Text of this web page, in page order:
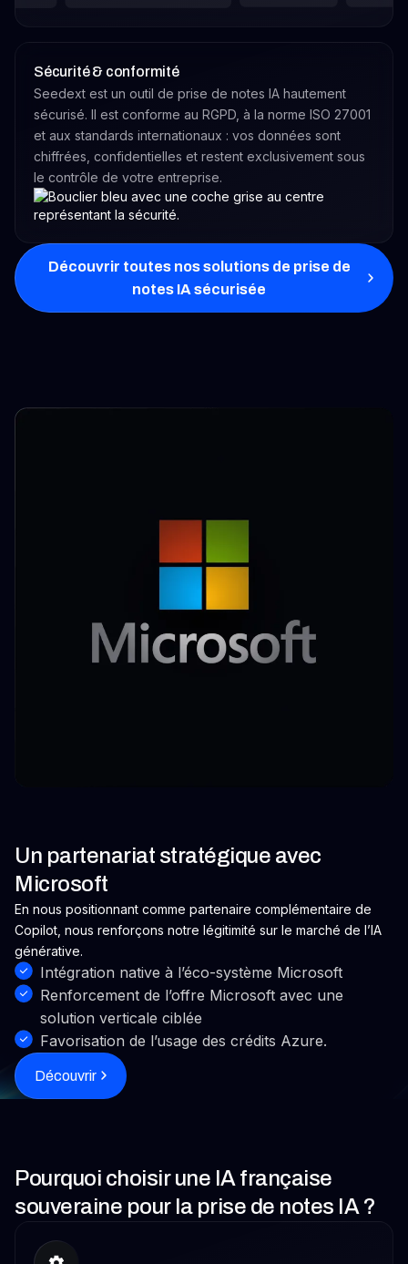
Sécurité & conformité
Seedext est un outil de prise de notes IA hautement
sécurisé. Il est conforme au RGPD, à la norme ISO 27001
et aux standards internationaux : vos données sont
chiffrées, confidentielles et restent exclusivement sous
le contrôle de votre entreprise.
Découvrir toutes nos solutions de prise de
notes IA sécurisée
Un partenariat stratégique avec
Microsoft
En nous positionnant comme partenaire complémentaire de
Copilot, nous renforçons notre légitimité sur le marché de l’IA
générative.
Intégration native à l’éco-système Microsoft
Renforcement de l’offre Microsoft avec une
solution verticale ciblée
Favorisation de l’usage des crédits Azure.
Découvrir
Pourquoi choisir une IA française
souveraine pour la prise de notes IA ?